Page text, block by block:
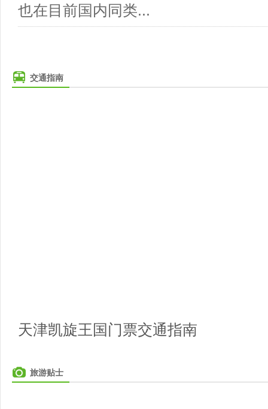
也在目前国内同类...
交通指南
天津凯旋王国门票交通指南
旅游贴士